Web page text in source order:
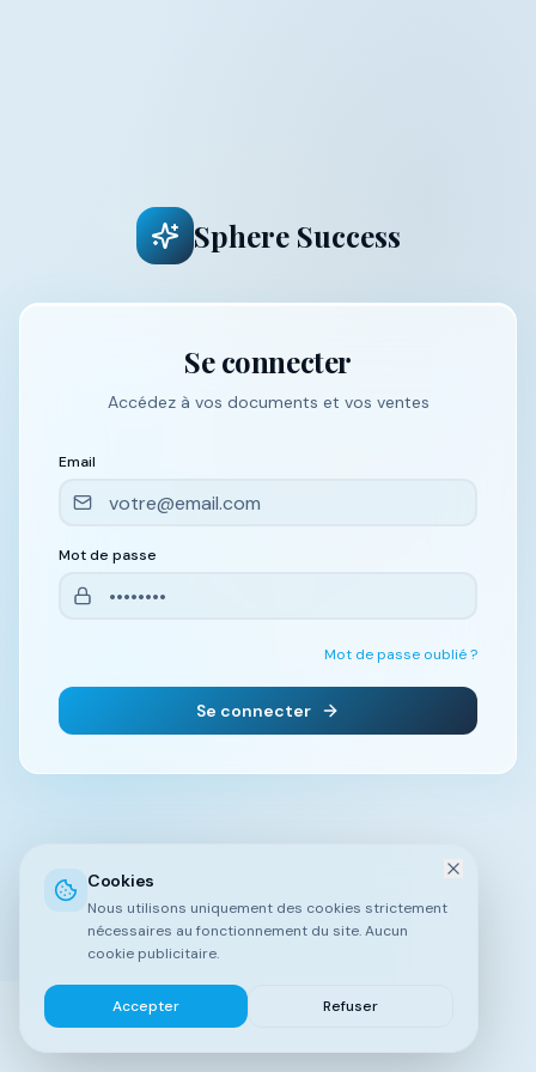
Sphere Success
Se connecter
Accédez à vos documents et vos ventes
Email
Mot de passe
Mot de passe oublié ?
Se connecter
Cookies
Nous utilisons uniquement des cookies strictement
nécessaires au fonctionnement du site. Aucun
cookie publicitaire.
Accepter Refuser